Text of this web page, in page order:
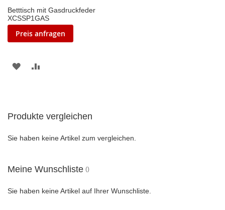
Betttisch mit Gasdruckfeder
XCSSP1GAS
Preis anfragen
ZUR
Produkte vergleichen
Sie haben keine Artikel zum vergleichen.
Meine Wunschliste
Sie haben keine Artikel auf Ihrer Wunschliste.